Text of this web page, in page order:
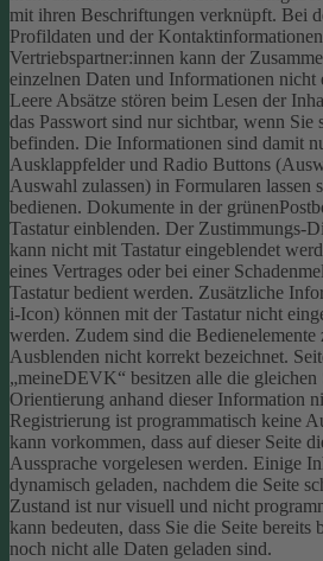
mit ihren Beschriftungen verknüpft. Bei
Profildaten und der
Vertriebspartner:innen kann der
einzelnen Daten und Informationen nicht
Leere Absätze stören beim Lesen der
das Passwort sind nur sichtbar, wenn Sie
befinden. Die Informationen sind damit
Ausklappfelder und Radio Buttons
Auswahl zulassen) in Formularen lassen
bedienen. Dokumente in der
Tastatur einblenden. Der Zustimmungs-
kann nicht mit Tastatur eingeblendet
eines Vertrages oder bei einer
Tastatur bedient werden. Zusätzliche
i-Icon) können mit der Tastatur nicht
werden. Zudem sind die
Ausblenden nicht korrekt bezeichnet.
„meineDEVK“ besitzen alle die gleichen
Orientierung anhand dieser Information
Registrierung ist programmatisch keine
kann vorkommen, dass auf dieser Seite
Aussprache vorgelesen werden. Einige
dynamisch geladen, nachdem die Seite
Zustand ist nur visuell und nicht
kann bedeuten, dass Sie die Seite
noch nicht alle Daten geladen sind.